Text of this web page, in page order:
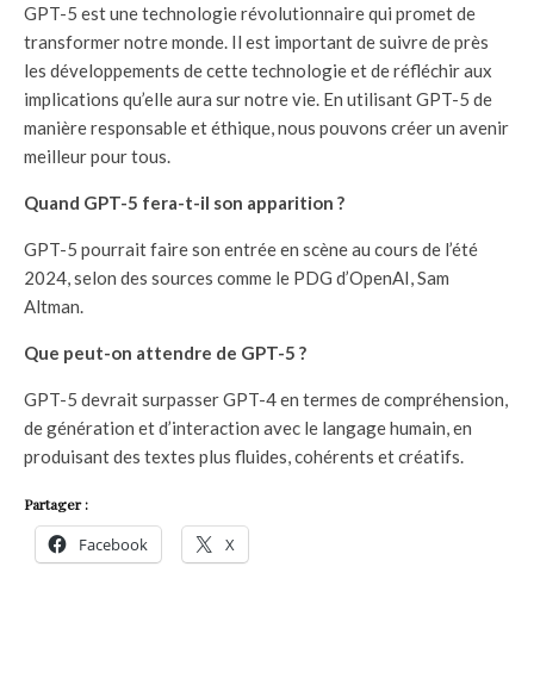
GPT-5 est une technologie révolutionnaire qui promet de
transformer notre monde. Il est important de suivre de près
les développements de cette technologie et de réfléchir aux
implications qu’elle aura sur notre vie. En utilisant GPT-5 de
manière responsable et éthique, nous pouvons créer un avenir
meilleur pour tous.
Quand GPT-5 fera-t-il son apparition ?
GPT-5 pourrait faire son entrée en scène au cours de l’été
2024, selon des sources comme le PDG d’OpenAI, Sam
Altman.
Que peut-on attendre de GPT-5 ?
GPT-5 devrait surpasser GPT-4 en termes de compréhension,
de génération et d’interaction avec le langage humain, en
produisant des textes plus fluides, cohérents et créatifs.
Partager :
Facebook X